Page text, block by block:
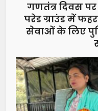
गणतंत्र दिवस
परेड ग्राउंड में
सेवाओं के लिए